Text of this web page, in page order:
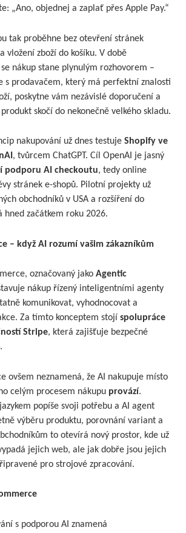
„Ano, objednej a zaplať přes Apple Pay.“
tak proběhne bez otevření stránek
vložení zboží do košíku. V době
nákup stane plynulým rozhovorem –
s prodavačem, který má perfektní znalosti
poskytne vám nezávislé doporučení a
skočí do nekonečně velkého skladu.
nakupování už dnes testuje Shopify ve
, tvůrcem ChatGPT. Cíl OpenAI je jasný
podporu AI checkoutu, tedy online
stránek e-shopů. Pilotní projekty už
obchodníků v USA a rozšíření do
hned začátkem roku 2026.
– když AI rozumí vašim zákazníkům
označovaný jako Agentic
nákup řízený inteligentními agenty
komunikovat, vyhodnocovat a
Za tímto konceptem stojí spolupráce
Stripe, která zajišťuje bezpečné
ovšem neznamená, že AI nakupuje místo
celým procesem nákupu provází.
popíše svoji potřebu a AI agent
výběru produktu, porovnání variant a
to otevírá nový prostor, kde už
jejich web, ale jak dobře jsou jejich
pro strojové zpracování.
s podporou AI znamená